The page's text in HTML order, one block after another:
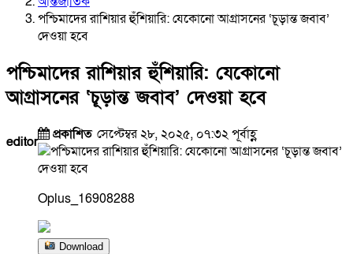
পশ্চিমাদের রাশিয়ার হুঁশিয়ারি: যেকোনো আগ্রাসনের ‘চূড়ান্ত জবাব’
দেওয়া হবে
পশ্চিমাদের রাশিয়ার হুঁশিয়ারি: যেকোনো
আগ্রাসনের ‘চূড়ান্ত জবাব’ দেওয়া হবে
editor প্রকাশিত সেপ্টেম্বর ২৮, ২০২৫, ০৭:৩২ পূর্বাহ্ণ
Oplus_16908288
Download